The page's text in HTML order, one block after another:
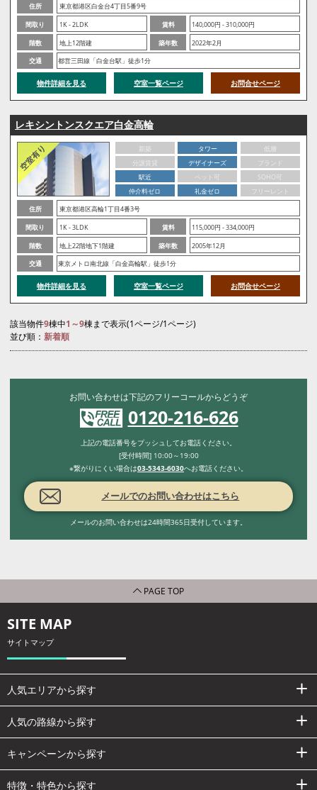
住所
東京都港区白金台4丁目5番9号
間取り
1K - 2LDK 賃料
140,000円 - 310,000円
階数
地上12階建 築年数
2022年2月
交通
都営三田線「白金台駅」徒歩1分
物件詳細を見る 空室一覧ページ お問合せページ
レキシントンスクエア白金高輪
新築 タワー
低層
分譲賃貸
デザイナーズ
ブランド
駅近
ペット可
SOHO可
仲介料ゼロ
礼金ゼロ
フリーレント
住所
東京都港区高輪1丁目4番3号
間取り
1K - 3LDK 賃料
115,000円 - 334,000円
階数
地上22階地下1階建 築年数
2005年12月
交通
東京メトロ南北線「白金高輪駅」徒歩1分
物件詳細を見る 空室一覧ページ お問合せページ
該当物件9棟中1～9棟まで表示(1ページ/1ページ)
並び順： 新着順
お問い合わせは下記のフリーコールからどうぞ
0120-216-626
上記の電話番号をプッシュしてお電話ください。
[受付時間] 10:00～19:00
※繋がりにくい場合は03-5343-6030へお電話ください。
メールでのお問い合わせはこちら
メールのお問い合わせは24時間365日受付しています。
PAGE TOP
SITE MAP
サイトマップ
人気エリアから探す
人気の路線から探す
キャンペーンから探す
特徴・特色から探す